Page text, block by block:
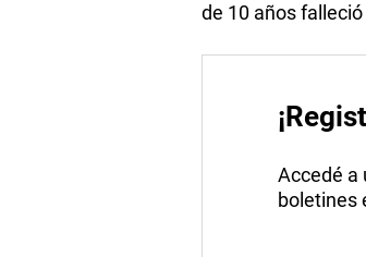
de 10 años
Accedé a
boletines